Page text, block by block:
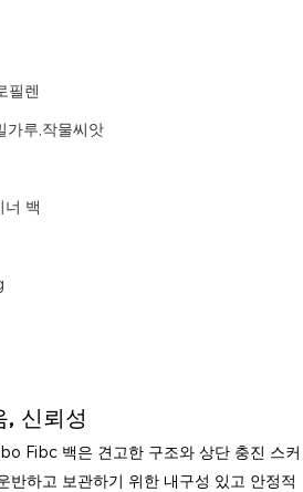
필렌
가루,작물씨앗
너 백
, 신뢰성
Fibc 백은 견고한 구조와 상단 충진 스커
반하고 보관하기 위한 내구성 있고 안정적